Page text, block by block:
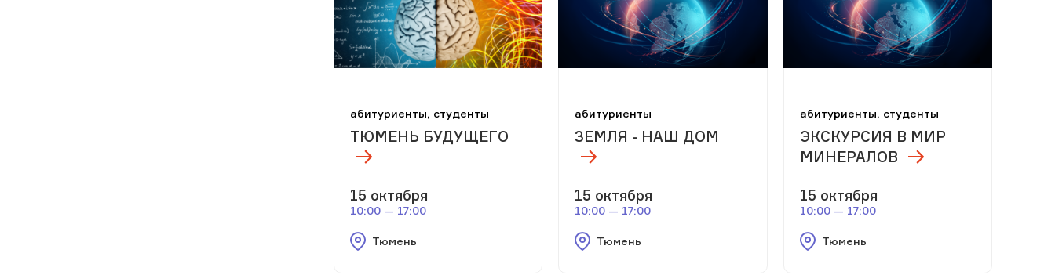
абитуриенты, студенты
ТЮМЕНЬ БУДУЩЕГО
15 октября
10:00 — 17:00
Тюмень
абитуриенты
ЗЕМЛЯ - НАШ ДОМ
15 октября
10:00 — 17:00
Тюмень
абитуриенты, студенты
ЭКСКУРСИЯ В МИР
МИНЕРАЛОВ
15 октября
10:00 — 17:00
Тюмень